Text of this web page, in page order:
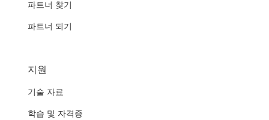
파트너 찾기
파트너 되기
지원
기술 자료
학습 및 자격증